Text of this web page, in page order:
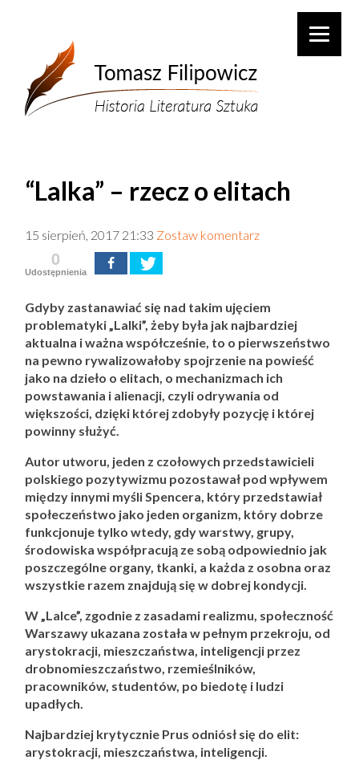
“Lalka” – rzecz o elitach
15 sierpień, 2017 21:33 Zostaw komentarz
0
Udostępnienia
Gdyby zastanawiać się nad takim ujęciem
problematyki „Lalki”, żeby była jak najbardziej
aktualna i ważna współcześnie, to o pierwszeństwo
na pewno rywalizowałoby spojrzenie na powieść
jako na dzieło o elitach, o mechanizmach ich
powstawania i alienacji, czyli odrywania od
większości, dzięki której zdobyły pozycję i której
powinny służyć.
Autor utworu, jeden z czołowych przedstawicieli
polskiego pozytywizmu pozostawał pod wpływem
między innymi myśli Spencera, który przedstawiał
społeczeństwo jako jeden organizm, który dobrze
funkcjonuje tylko wtedy, gdy warstwy, grupy,
środowiska współpracują ze sobą odpowiednio jak
poszczególne organy, tkanki, a każda z osobna oraz
wszystkie razem znajdują się w dobrej kondycji.
W „Lalce”, zgodnie z zasadami realizmu, społeczność
Warszawy ukazana została w pełnym przekroju, od
arystokracji, mieszczaństwa, inteligencji przez
drobnomieszczaństwo, rzemieślników,
pracowników, studentów, po biedotę i ludzi
upadłych.
Najbardziej krytycznie Prus odniósł się do elit:
arystokracji, mieszczaństwa, inteligencji.